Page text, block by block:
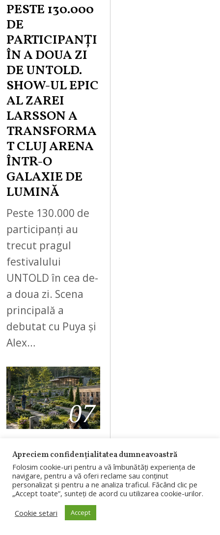
PESTE 130.000
DE
PARTICIPANȚI
ÎN A DOUA ZI
DE UNTOLD.
SHOW-UL EPIC
AL ZAREI
LARSSON A
TRANSFORMA
T CLUJ ARENA
ÎNTR-O
GALAXIE DE
LUMINĂ
Peste 130.000 de
participanți au
trecut pragul
festivalului
UNTOLD în cea de-
a doua zi. Scena
principală a
debutat cu Puya și
Alex…
07
AUGUST 8, 2026
Cimitir pentru
animale în
Cluj-Napoca.
Consiliul Local
Apreciem confidențialitatea dumneavoastră
Folosim cookie-uri pentru a vă îmbunătăți experiența de
navigare, pentru a vă oferi reclame sau conținut
personalizat și pentru a ne analiza traficul. Făcând clic pe
„Accept toate”, sunteți de acord cu utilizarea cookie-urilor.
Cookie setari
Accept